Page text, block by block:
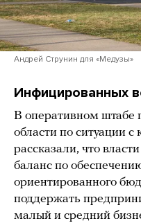
Андрей Струнин для «Медузы»
Инфицированных
В оперативном штабе
области по ситуации
рассказали, что
баланс по
ориентированного
поддержать
малый и средний